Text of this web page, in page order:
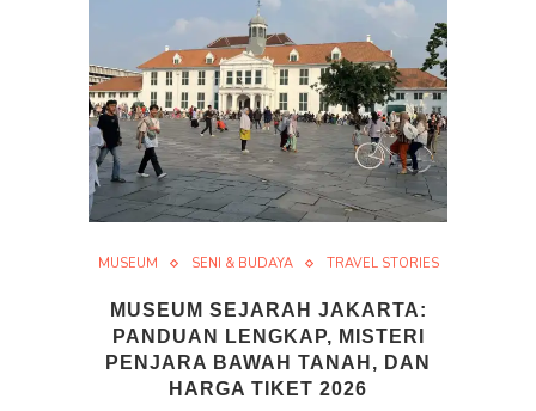
MUSEUM SENI & BUDAYA TRAVEL STORIES
MUSEUM SEJARAH JAKARTA:
PANDUAN LENGKAP, MISTERI
PENJARA BAWAH TANAH, DAN
HARGA TIKET 2026